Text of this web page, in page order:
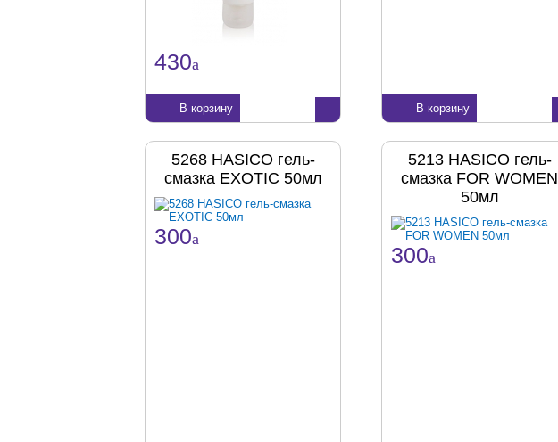
430a
В корзину В корзину
5268 HASICO гель-
смазка EXOTIC 50мл
300a
5213 HASICO гель-
смазка FOR WOMEN
50мл
300a